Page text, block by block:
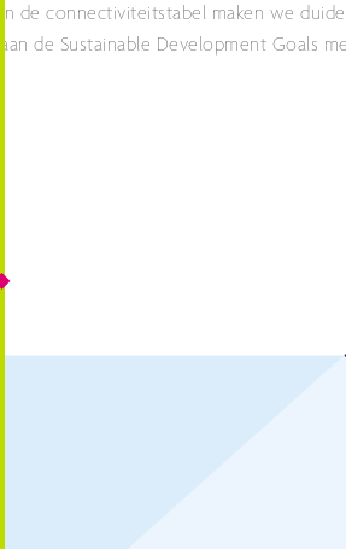
In de connectiviteitstabel maken we
aan de Sustainable Development Goals